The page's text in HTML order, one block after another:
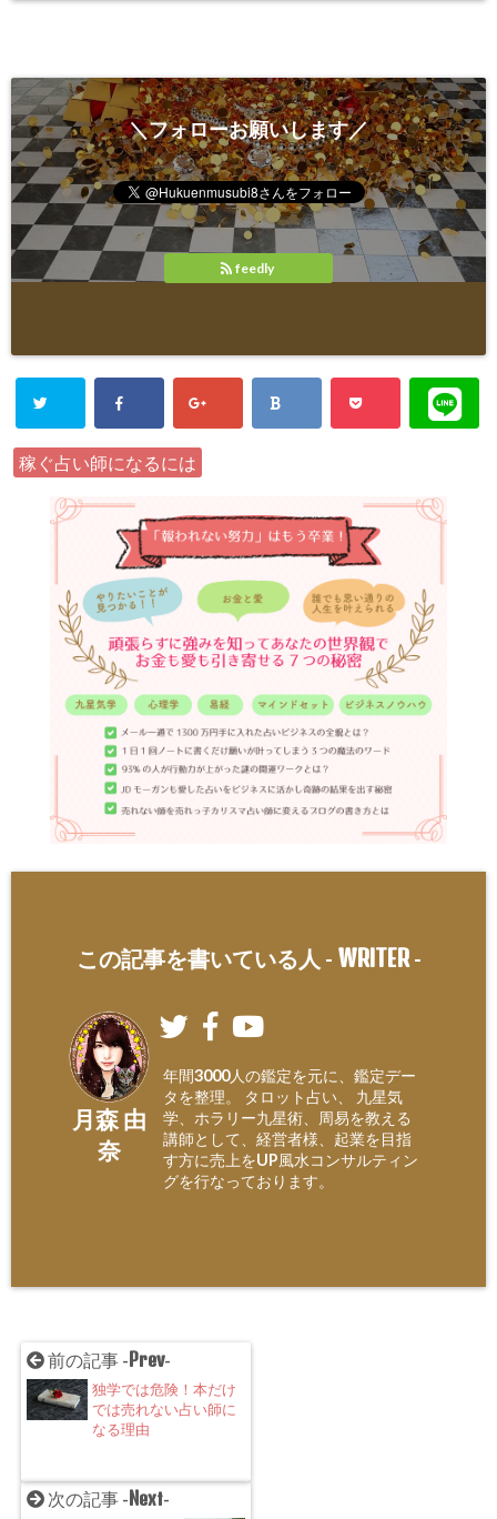
＼フォローお願いします／
feedly
稼ぐ占い師になるには
この記事を書いている人 - WRITER-
月森 由
奈
年間3000人の鑑定を元に、鑑定デー
タを整理。 タロット占い、 九星気
学、ホラリー九星術、周易を教える
講師として、経営者様、起業を目指
す方に売上をUP風水コンサルティン
グを行なっております。
前の記事 -Prev-
独学では危険！本だけ
では売れない占い師に
なる理由
次の記事 -Next-